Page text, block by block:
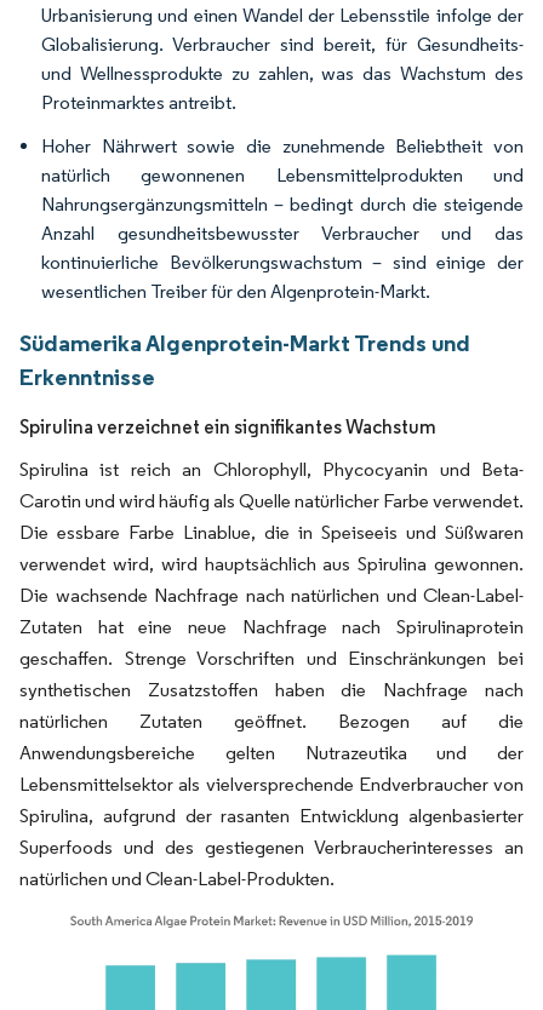
Urbanisierung und einen Wandel der Lebensstile infolge der
Globalisierung. Verbraucher sind bereit, für Gesundheits-
und Wellnessprodukte zu zahlen, was das Wachstum des
Proteinmarktes antreibt.
Hoher Nährwert sowie die zunehmende Beliebtheit von
natürlich gewonnenen Lebensmittelprodukten und
Nahrungsergänzungsmitteln – bedingt durch die steigende
Anzahl gesundheitsbewusster Verbraucher und das
kontinuierliche Bevölkerungswachstum – sind einige der
wesentlichen Treiber für den Algenprotein-Markt.
Südamerika Algenprotein-Markt Trends und
Erkenntnisse
Spirulina verzeichnet ein signifikantes Wachstum
Spirulina ist reich an Chlorophyll, Phycocyanin und Beta-
Carotin und wird häufig als Quelle natürlicher Farbe verwendet.
Die essbare Farbe Linablue, die in Speiseeis und Süßwaren
verwendet wird, wird hauptsächlich aus Spirulina gewonnen.
Die wachsende Nachfrage nach natürlichen und Clean-Label-
Zutaten hat eine neue Nachfrage nach Spirulinaprotein
geschaffen. Strenge Vorschriften und Einschränkungen bei
synthetischen Zusatzstoffen haben die Nachfrage nach
natürlichen Zutaten geöffnet. Bezogen auf die
Anwendungsbereiche gelten Nutrazeutika und der
Lebensmittelsektor als vielversprechende Endverbraucher von
Spirulina, aufgrund der rasanten Entwicklung algenbasierter
Superfoods und des gestiegenen Verbraucherinteresses an
natürlichen und Clean-Label-Produkten.